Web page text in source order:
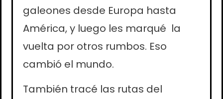
galeones desde Europa hasta
América, y luego les marqué la
vuelta por otros rumbos. Eso
cambió el mundo.
También tracé las rutas del